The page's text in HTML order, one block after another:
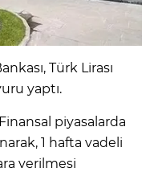
Türk Lirası
yaptı.
piyasalarda
1 hafta vadeli
verilmesi